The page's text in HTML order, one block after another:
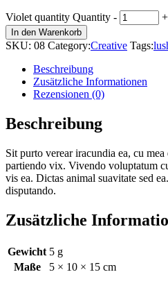
Violet quantity Quantity - +
In den Warenkorb
SKU: 08 Category:Creative Tags:
Beschreibung
Zusätzliche Informationen
Rezensionen (0)
Beschreibung
Sit purto verear iracundia ea, cu
partiendo vix. Vivendo voluptatum
vis ea. Dictas animal suavitate sed
disputando.
Zusätzliche
Gewicht 5 g
Maße
5 × 10 × 15 cm